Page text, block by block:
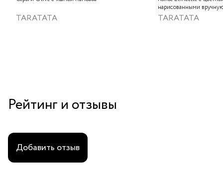
TARATATA
нарисованными
слюдяным порошком,
стеклянными бусинам
TARATATA
Рейтинг и отзывы
Добавить отзыв